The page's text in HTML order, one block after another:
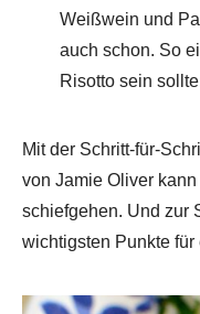
Weißwein und
auch schon. So
Risotto sein
Mit der Schritt-für-
von Jamie Oliver
schiefgehen. Und zur
wichtigsten Punkte